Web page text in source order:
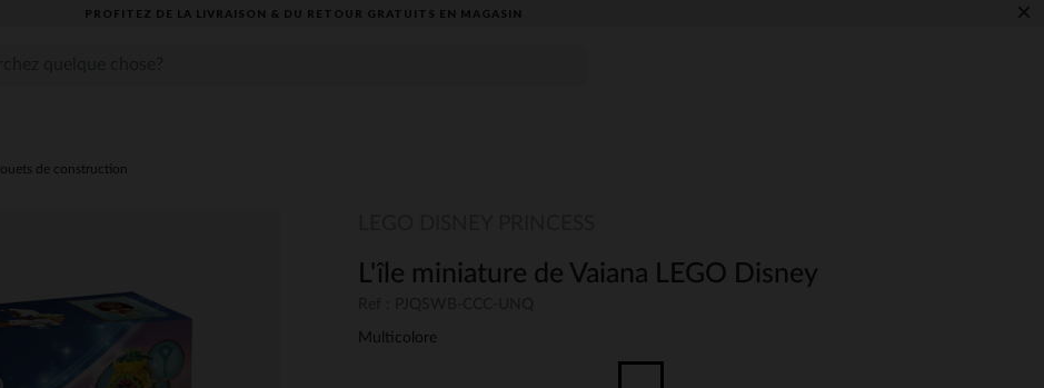
PROFITEZ DE LA LIVRAISON & DU RETOUR GRATUITS EN MAGASIN​ ×
Jouets de construction
L'île miniature de Vaiana LEGO Disney
Multicolore